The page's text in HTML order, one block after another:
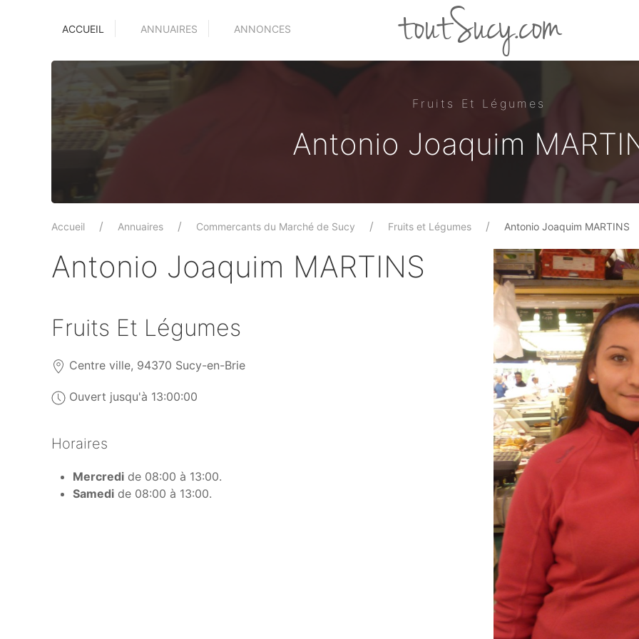
ACCUEIL ANNUAIRES ANNONCES toutSucy.com
Fruits Et Légumes
Antonio Joaquim
Accueil Annuaires Commercants du Marché de Sucy Fruits et Légumes Antonio Joaquim MARTINS
Antonio Joaquim MARTINS
Fruits Et Légumes
Centre ville, 94370 Sucy-en-Brie
Ouvert jusqu'à 13:00:00
Horaires
Mercredi de 08:00 à 13:00.
Samedi de 08:00 à 13:00.